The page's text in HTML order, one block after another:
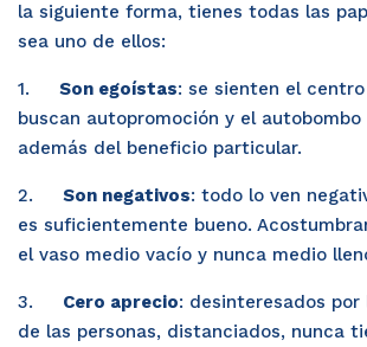
la siguiente forma, tienes todas las
sea uno de ellos:
1. Son egoístas: se sienten el
buscan autopromoción y el
además del beneficio particular.
2. Son negativos: todo lo ven
es suficientemente bueno.
el vaso medio vacío y nunca medio
3. Cero aprecio: desinteresados por
de las personas, distanciados, nunca